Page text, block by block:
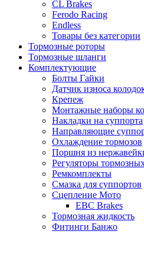
CL Brakes
Ferodo Racing
Endless
Товары без категории
Тормозные роторы
Тормозные шланги
Комплектующие
Болты Гайки
Датчик износа
Крепеж
Монтажные наборы
Накладки на суппорта
Направляющие
Охлаждение тормозов
Поршня из
Регуляторы
Ремкомплекты
Смазка для суппортов
Сцепление Мото
EBC Brakes
Тормозная жидкость
Фитинги Банжо